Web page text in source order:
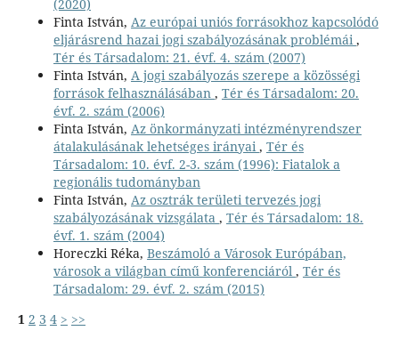
(2020)
Finta István, Az európai uniós forrásokhoz kapcsolódó
eljárásrend hazai jogi szabályozásának problémái,
Tér és Társadalom: 21. évf. 4. szám (2007)
Finta István, A jogi szabályozás szerepe a közösségi
források felhasználásában , Tér és Társadalom: 20.
évf. 2. szám (2006)
Finta István, Az önkormányzati intézményrendszer
átalakulásának lehetséges irányai, Tér és
Társadalom: 10. évf. 2-3. szám (1996): Fiatalok a
regionális tudományban
Finta István, Az osztrák területi tervezés jogi
szabályozásának vizsgálata , Tér és Társadalom: 18.
évf. 1. szám (2004)
Horeczki Réka, Beszámoló a Városok Európában,
városok a világban című konferenciáról , Tér és
Társadalom: 29. évf. 2. szám (2015)
1 2 3 4 > >>